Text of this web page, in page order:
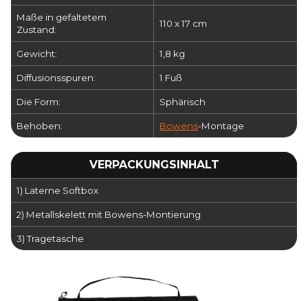
Maße in gefaltetem
Zustand:
110 x 17 cm
Gewicht: 1,8 kg
Diffusionsspuren: 1 Fuß
Die Form: Sphärisch
Behoben: Bowens-Montage
VERPACKUNGSINHALT
1) Laterne Softbox
2) Metallskelett mit Bowens-Montierung
3) Tragetasche